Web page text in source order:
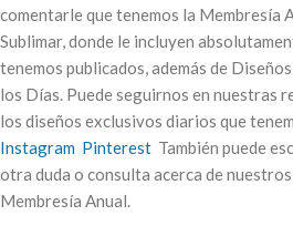
comentarle que tenemos la Membresía
Sublimar, donde le incluyen
tenemos publicados, además de
los Días. Puede seguirnos en nuestras
los diseños exclusivos diarios que
Instagram Pinterest También puede
otra duda o consulta acerca de
Membresía Anual.